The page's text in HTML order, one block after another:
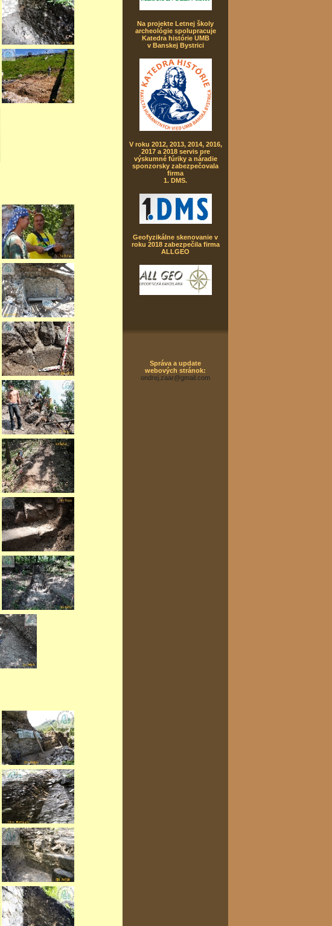
Na projekte Letnej školy
archeológie spolupracuje
Katedra histórie UMB
v Banskej Bystrici
V roku 2012, 2013, 2014, 2016,
2017 a 2018 servis pre
výskumné fúriky a náradie
sponzorsky zabezpečovala
firma
1. DMS.
Geofyzikálne skenovanie v
roku 2018 zabezpečila firma
ALLGEO
Správa a update
webových stránok:
ondrej.zaar@gmail.com